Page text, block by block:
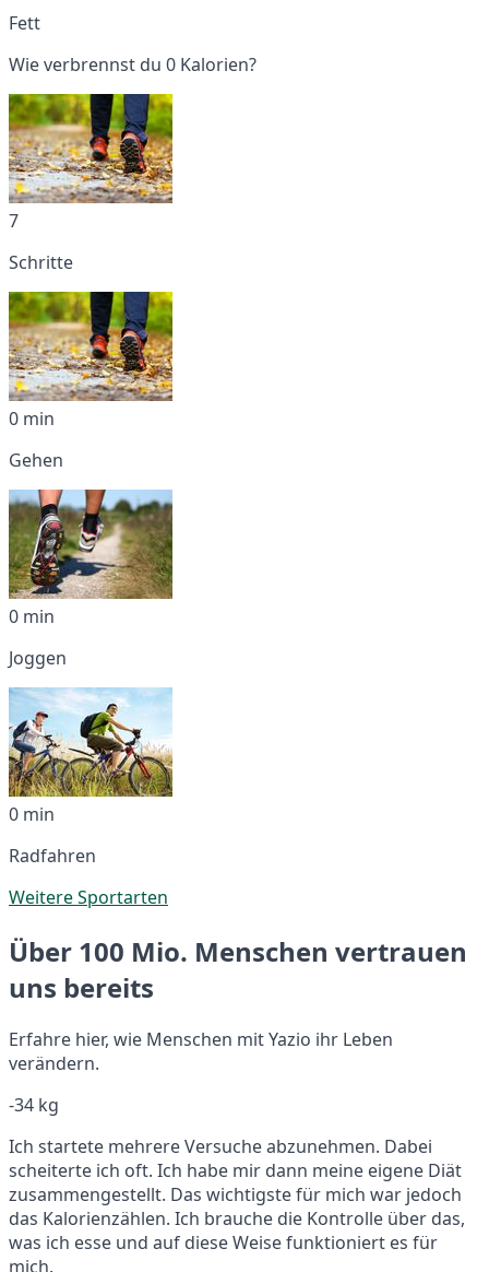
Fett
Wie verbrennst du 0 Kalorien?
7
Schritte
0 min
Gehen
0 min
Joggen
0 min
Radfahren
Weitere Sportarten
Über 100 Mio. Menschen vertrauen
uns bereits
Erfahre hier, wie Menschen mit Yazio ihr Leben
verändern.
-34 kg
Ich startete mehrere Versuche abzunehmen. Dabei
scheiterte ich oft. Ich habe mir dann meine eigene Diät
zusammengestellt. Das wichtigste für mich war jedoch
das Kalorienzählen. Ich brauche die Kontrolle über das,
was ich esse und auf diese Weise funktioniert es für
mich.